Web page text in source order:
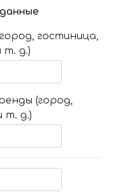
гостиница,
т. д.)
(город,
т. д.)